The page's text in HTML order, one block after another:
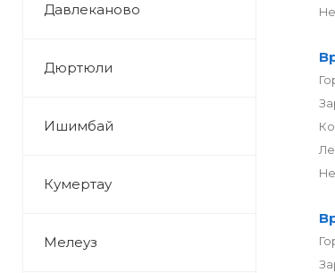
Давлеканово
Дюртюли
Ишимбай
Кумертау
Мелеуз